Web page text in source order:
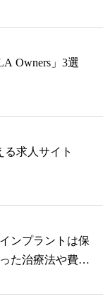
Owners」3選
る求人サイト
ンプラントは保
た治療法や費用